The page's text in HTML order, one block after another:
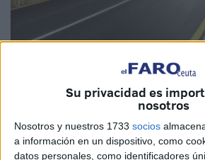
Su privacidad es
nosotros
Nosotros y nuestros 1733 socios
a información en un dispositivo, como
datos personales, como identificadores
Imágenes cedidas